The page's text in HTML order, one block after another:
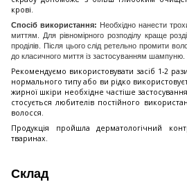
крові.
Спосіб використання: Необхідно нанести
миттям. Для рівномірного розподілу краще
проділів. Після цього слід ретельно промити
до класичного миття із застосуванням шампуню.
Рекомендуємо використовувати засіб 1-2
нормального типу або ви рідко
жирної шкіри необхідне частіше
стосується любителів постійного
волосся.
Продукція пройшла дерматологічний
тваринах.
Склад